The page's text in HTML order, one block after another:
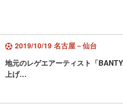
2019/10/19 名古屋－仙台
地元のレゲエアーティスト「
上げ…